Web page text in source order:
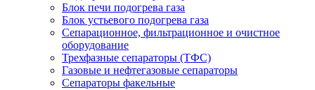
Блок печи подогрева газа
Блок устьевого подогрева газа
Сепарационное, фильтрационное и очистное
оборудование
Трехфазные сепараторы (ТФС)
Газовые и нефтегазовые сепараторы
Сепараторы факельные